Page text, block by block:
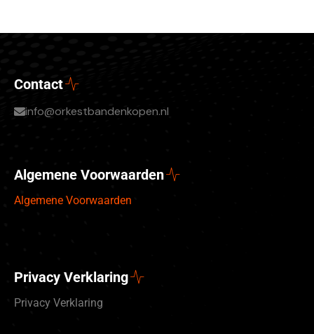
Contact
info@orkestbandenkopen.nl
Algemene Voorwaarden
Algemene Voorwaarden
Privacy Verklaring
Privacy Verklaring